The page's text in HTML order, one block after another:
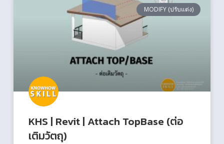
MODIFY (ปรับแต่ง)
KHS | Revit | Attach TopBase (ต่อ
เติมวัตถุ)